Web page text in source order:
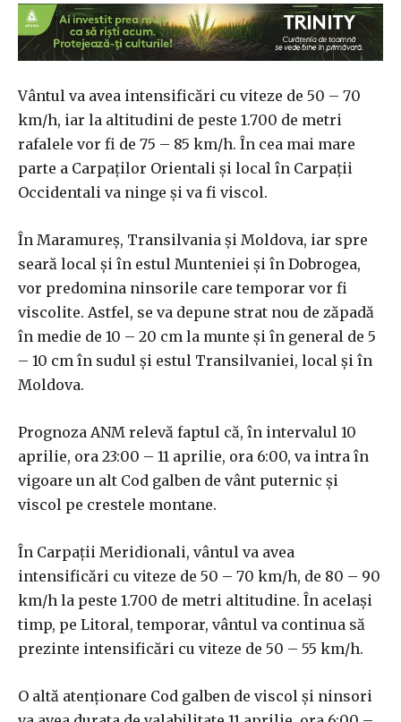
Vântul va avea intensificări cu viteze de 50 – 70
km/h, iar la altitudini de peste 1.700 de metri
rafalele vor fi de 75 – 85 km/h. În cea mai mare
parte a Carpaţilor Orientali şi local în Carpaţii
Occidentali va ninge şi va fi viscol.
În Maramureş, Transilvania şi Moldova, iar spre
seară local şi în estul Munteniei şi în Dobrogea,
vor predomina ninsorile care temporar vor fi
viscolite. Astfel, se va depune strat nou de zăpadă
în medie de 10 – 20 cm la munte şi în general de 5
– 10 cm în sudul şi estul Transilvaniei, local şi în
Moldova.
Prognoza ANM relevă faptul că, în intervalul 10
aprilie, ora 23:00 – 11 aprilie, ora 6:00, va intra în
vigoare un alt Cod galben de vânt puternic şi
viscol pe crestele montane.
În Carpaţii Meridionali, vântul va avea
intensificări cu viteze de 50 – 70 km/h, de 80 – 90
km/h la peste 1.700 de metri altitudine. În acelaşi
timp, pe Litoral, temporar, vântul va continua să
prezinte intensificări cu viteze de 50 – 55 km/h.
O altă atenţionare Cod galben de viscol şi ninsori